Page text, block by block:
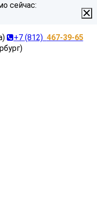
×
сейчас:
+7 (812) 467-39-65